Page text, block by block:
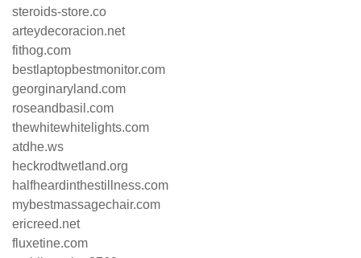
steroids-store.co
arteydecoracion.net
fithog.com
bestlaptopbestmonitor.com
georginaryland.com
roseandbasil.com
thewhitewhitelights.com
atdhe.ws
heckrodtwetland.org
halfheardinthestillness.com
mybestmassagechair.com
ericreed.net
fluxetine.com